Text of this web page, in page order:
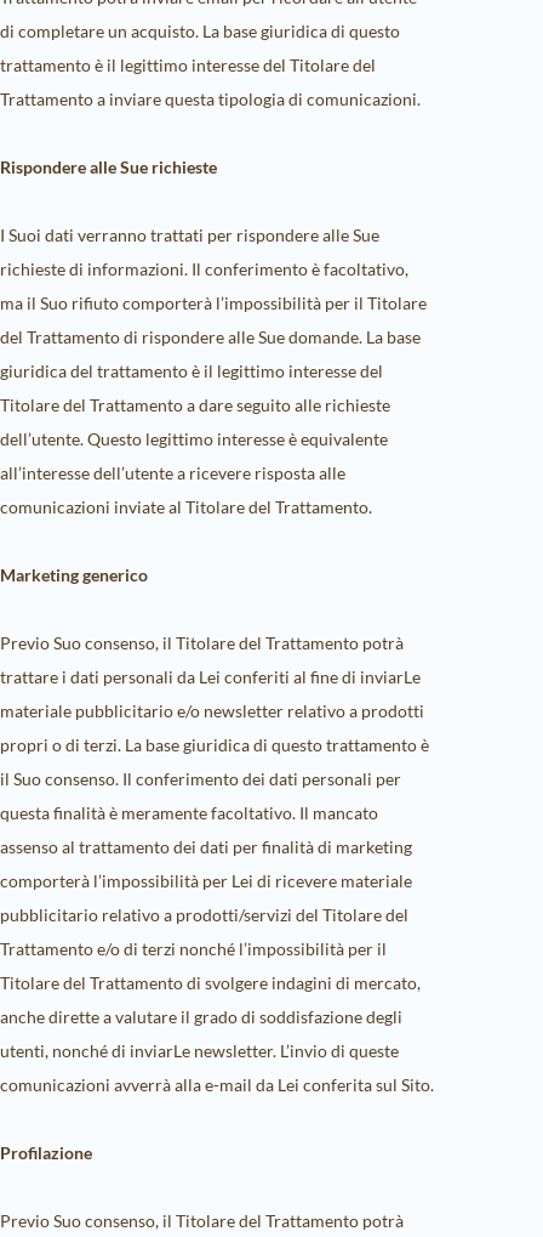
di completare un acquisto. La base giuridica di questo
trattamento è il legittimo interesse del Titolare del
Trattamento a inviare questa tipologia di comunicazioni.
Rispondere alle Sue richieste
I Suoi dati verranno trattati per rispondere alle Sue
richieste di informazioni. Il conferimento è facoltativo,
ma il Suo rifiuto comporterà l’impossibilità per il Titolare
del Trattamento di rispondere alle Sue domande. La base
giuridica del trattamento è il legittimo interesse del
Titolare del Trattamento a dare seguito alle richieste
dell’utente. Questo legittimo interesse è equivalente
all’interesse dell’utente a ricevere risposta alle
comunicazioni inviate al Titolare del Trattamento.
Marketing generico
Previo Suo consenso, il Titolare del Trattamento potrà
trattare i dati personali da Lei conferiti al fine di inviarLe
materiale pubblicitario e/o newsletter relativo a prodotti
propri o di terzi. La base giuridica di questo trattamento è
il Suo consenso. Il conferimento dei dati personali per
questa finalità è meramente facoltativo. Il mancato
assenso al trattamento dei dati per finalità di marketing
comporterà l’impossibilità per Lei di ricevere materiale
pubblicitario relativo a prodotti/servizi del Titolare del
Trattamento e/o di terzi nonché l’impossibilità per il
Titolare del Trattamento di svolgere indagini di mercato,
anche dirette a valutare il grado di soddisfazione degli
utenti, nonché di inviarLe newsletter. L’invio di queste
comunicazioni avverrà alla e-mail da Lei conferita sul Sito.
Profilazione
Previo Suo consenso, il Titolare del Trattamento potrà